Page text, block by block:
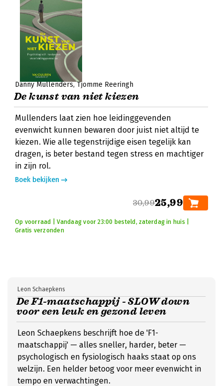
Danny Mullenders Tjomme Reeringh
De kunst van niet kiezen
Mullenders laat zien hoe leidinggevenden
evenwicht kunnen bewaren door juist niet altijd te
kiezen. Wie alle tegenstrijdige eisen tegelijk kan
dragen, is beter bestand tegen stress en machtiger
in zijn rol.
Boek bekijken
30,9925,99
Op voorraad | Vandaag voor 23:00 besteld, zaterdag in huis |
Gratis verzonden
De F1-maatschappij - SLOW down
voor een leuk en gezond leven
Leon Schaepkens
Leon Schaepkens beschrijft hoe de 'F1-
maatschappij' — alles sneller, harder, beter —
psychologisch en fysiologisch haaks staat op ons
welzijn. Een helder betoog voor meer evenwicht in
tempo en verwachtingen.